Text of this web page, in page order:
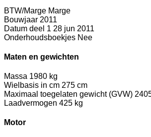
BTW/Marge Marge
Bouwjaar 2011
Datum deel 1 28 jun 2011
Onderhoudsboekjes Nee
Maten en gewichten
Massa 1980 kg
Wielbasis in cm 275 cm
Maximaal toegelaten gewicht (GVW)
Laadvermogen 425 kg
Motor